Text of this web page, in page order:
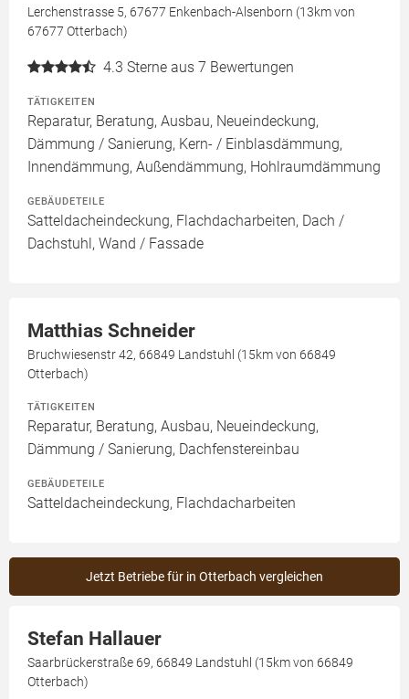
Lerchenstrasse 5, 67677 Enkenbach-Alsenborn (13km von
67677 Otterbach)
4.3 Sterne aus 7 Bewertungen
TÄTIGKEITEN
Reparatur, Beratung, Ausbau, Neueindeckung,
Dämmung / Sanierung, Kern- / Einblasdämmung,
Innendämmung, Außendämmung, Hohlraumdämmung
GEBÄUDETEILE
Satteldacheindeckung, Flachdacharbeiten, Dach /
Dachstuhl, Wand / Fassade
Matthias Schneider
Bruchwiesenstr 42, 66849 Landstuhl (15km von 66849
Otterbach)
TÄTIGKEITEN
Reparatur, Beratung, Ausbau, Neueindeckung,
Dämmung / Sanierung, Dachfenstereinbau
GEBÄUDETEILE
Satteldacheindeckung, Flachdacharbeiten
Jetzt Betriebe für in Otterbach vergleichen
Stefan Hallauer
Saarbrückerstraße 69, 66849 Landstuhl (15km von 66849
Otterbach)